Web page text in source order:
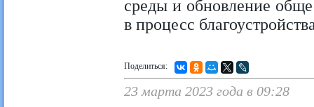
среды и обновление
в процесс
Поделиться:
23 марта 2023 года в 09:28